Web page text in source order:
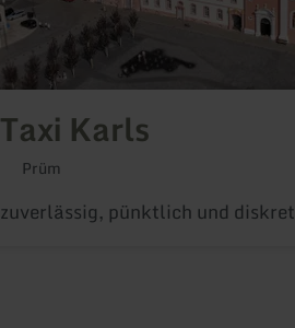
Taxi Karls
Prüm
zuverlässig, pünktlich und diskret